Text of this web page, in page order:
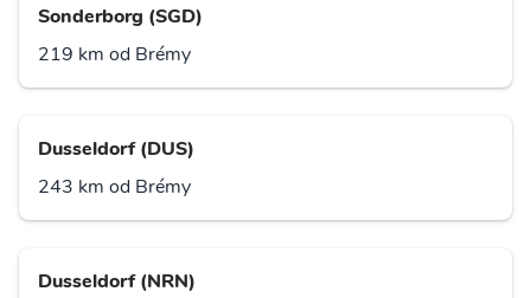
Sonderborg (SGD)
219 km od Brémy
Dusseldorf (DUS)
243 km od Brémy
Dusseldorf (NRN)